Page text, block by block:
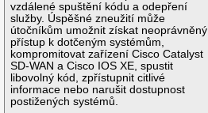
vzdálené spuštění kódu a odepření
služby. Úspěšné zneužití může
útočníkům umožnit získat neoprávněný
přístup k dotčeným systémům,
kompromitovat zařízení Cisco Catalyst
SD-WAN a Cisco IOS XE, spustit
libovolný kód, zpřístupnit citlivé
informace nebo narušit dostupnost
postižených systémů.